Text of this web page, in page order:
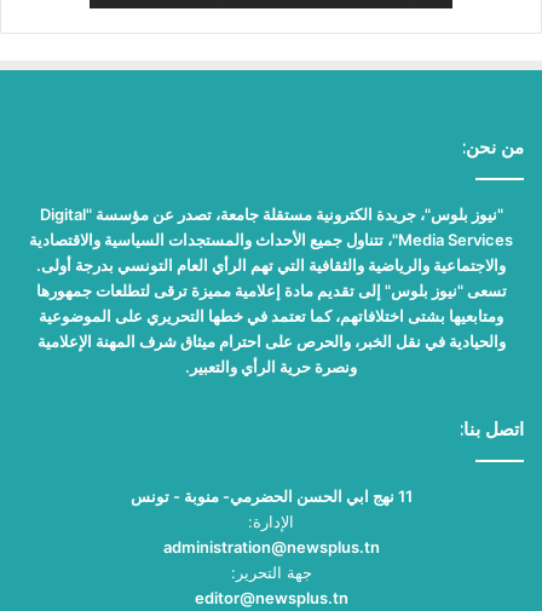
من نحن:
"نيوز بلوس"، جريدة الكترونية مستقلة جامعة، تصدر عن مؤسسة "Digital
Media Services"، تتناول جميع الأحداث والمستجدات السياسية والاقتصادية
والاجتماعية والرياضية والثقافية التي تهم الرأي العام التونسي بدرجة أولى.
تسعى "نيوز بلوس" إلى تقديم مادة إعلامية مميزة ترقى لتطلعات جمهورها
ومتابعيها بشتى اختلافاتهم، كما تعتمد في خطها التحريري على الموضوعية
والحيادية في نقل الخبر، والحرص على احترام ميثاق شرف المهنة الإعلامية
ونصرة حرية الرأي والتعبير.
اتصل بنا:
11 نهج ابي الحسن الحضرمي- منوبة - تونس
الإدارة:
administration@newsplus.tn
جهة التحرير:
editor@newsplus.tn